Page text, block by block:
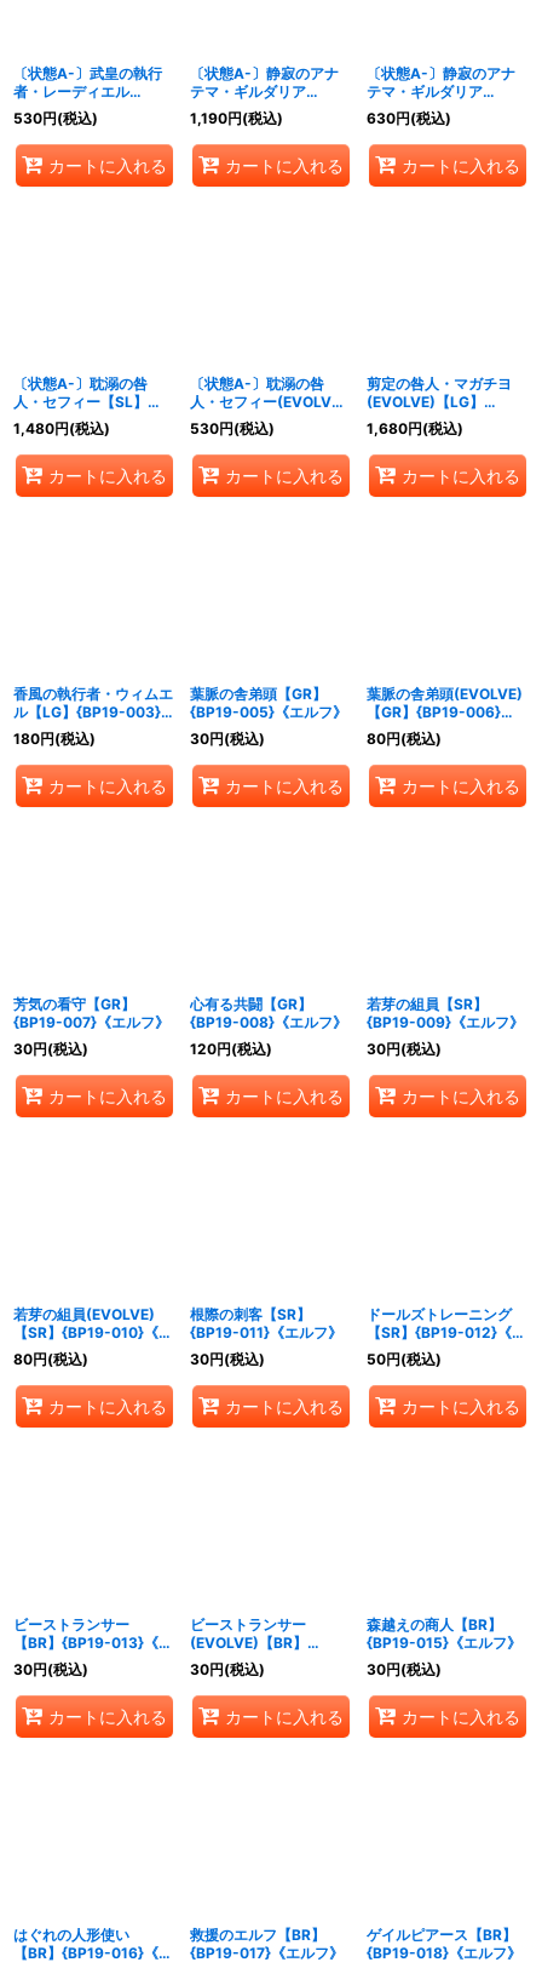
〔状態A-〕武皇の執行
者・レーディエル
【SL】{BP19-SL07}
《ロイヤル》
530円(税込)
カートに入れる
〔状態A-〕静寂のアナ
テマ・ギルダリア
【SL】{BP19-SL08}
《ロイヤル》
1,190円(税込)
カートに入れる
〔状態A-〕静寂のアナ
テマ・ギルダリア
(EVOLVE)【SL】
{BP19-SL09}《ロイヤ
ル》
630円(税込)
カートに入れる
〔状態A-〕耽溺の咎
人・セフィー【SL】
{BP19-SL10}《ウィッ
チ》
1,480円(税込)
カートに入れる
〔状態A-〕耽溺の咎
人・セフィー(EVOLVE)
【SL】{BP19-SL11}
《ウィッチ》
530円(税込)
カートに入れる
剪定の咎人・マガチヨ
(EVOLVE)【LG】
{BP19-002}《エルフ》
1,680円(税込)
カートに入れる
香風の執行者・ウィムエ
ル【LG】{BP19-003}
《エルフ》
180円(税込)
カートに入れる
葉脈の舎弟頭【GR】
{BP19-005}《エルフ》
30円(税込)
カートに入れる
葉脈の舎弟頭(EVOLVE)
【GR】{BP19-006}
《エルフ》
80円(税込)
カートに入れる
芳気の看守【GR】
{BP19-007}《エルフ》
30円(税込)
カートに入れる
心有る共闘【GR】
{BP19-008}《エルフ》
120円(税込)
カートに入れる
若芽の組員【SR】
{BP19-009}《エルフ》
30円(税込)
カートに入れる
若芽の組員(EVOLVE)
【SR】{BP19-010}《エ
ルフ》
80円(税込)
カートに入れる
根際の刺客【SR】
{BP19-011}《エルフ》
30円(税込)
カートに入れる
ドールズトレーニング
【SR】{BP19-012}《エ
ルフ》
50円(税込)
カートに入れる
ビーストランサー
【BR】{BP19-013}《エ
ルフ》
30円(税込)
カートに入れる
ビーストランサー
(EVOLVE)【BR】
{BP19-014}《エルフ》
30円(税込)
カートに入れる
森越えの商人【BR】
{BP19-015}《エルフ》
30円(税込)
カートに入れる
はぐれの人形使い
【BR】{BP19-016}《エ
救援のエルフ【BR】
{BP19-017}《エルフ》
ゲイルピアース【BR】
{BP19-018}《エルフ》